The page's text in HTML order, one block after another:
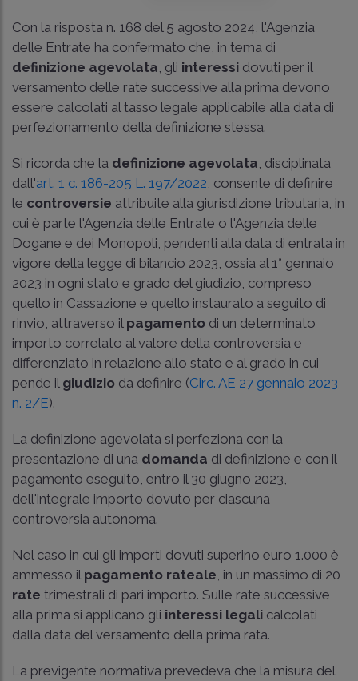
Con la risposta n. 168 del 5 agosto 2024 , l'Agenzia
delle Entrate ha confermato che, in tema di
definizione agevolata , gli interessi dovuti per il
versamento delle rate successive alla prima devono
essere calcolati al tasso legale applicabile alla data di
perfezionamento della definizione stessa.
Si ricorda che la definizione agevolata , disciplinata
dall'art. 1 c. 186-205 L. 197/2022 , consente di definire
le controversie attribuite alla giurisdizione tributaria, in
cui è parte l'Agenzia delle Entrate o l'Agenzia delle
Dogane e dei Monopoli, pendenti alla data di entrata in
vigore della legge di bilancio 2023, ossia al 1° gennaio
2023 in ogni stato e grado del giudizio, compreso
quello in Cassazione e quello instaurato a seguito di
rinvio, attraverso il pagamento di un determinato
importo correlato al valore della controversia e
differenziato in relazione allo stato e al grado in cui
pende il giudizio da definire (Circ. AE 27 gennaio 2023
n. 2/E).
La definizione agevolata si perfeziona con la
presentazione di una domanda di definizione e con il
pagamento eseguito, entro il 30 giugno 2023,
dell'integrale importo dovuto per ciascuna
controversia autonoma.
Nel caso in cui gli importi dovuti superino euro 1.000 è
ammesso il pagamento rateale , in un massimo di 20
rate trimestrali di pari importo. Sulle rate successive
alla prima si applicano gli interessi legali calcolati
dalla data del versamento della prima rata.
La previgente normativa prevedeva che la misura del